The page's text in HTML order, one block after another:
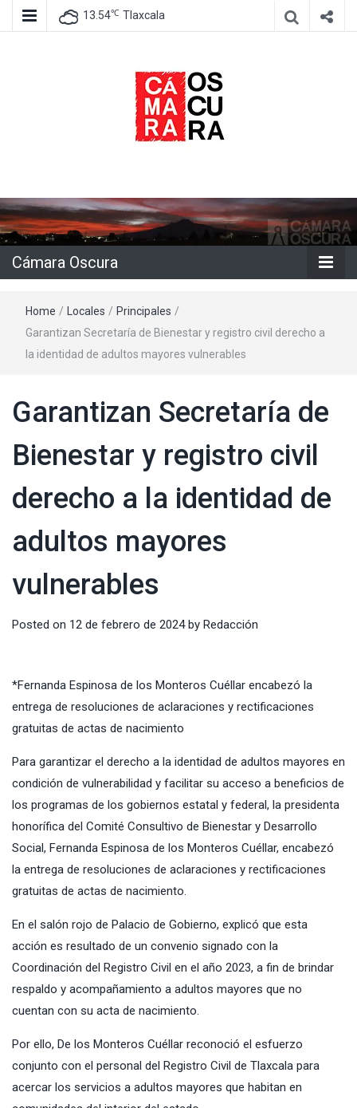
13.54℃ Tlaxcala
Cámara
Oscura
Cámara Oscura
Home / Locales / Principales /
Garantizan Secretaría de Bienestar y registro civil derecho a
la identidad de adultos mayores vulnerables
Garantizan Secretaría de
Bienestar y registro civil
derecho a la identidad de
adultos mayores
vulnerables
Posted on 12 de febrero de 2024by Redacción
*Fernanda Espinosa de los Monteros Cuéllar encabezó la
entrega de resoluciones de aclaraciones y rectificaciones
gratuitas de actas de nacimiento
Para garantizar el derecho a la identidad de adultos mayores en
condición de vulnerabilidad y facilitar su acceso a beneficios de
los programas de los gobiernos estatal y federal, la presidenta
honorífica del Comité Consultivo de Bienestar y Desarrollo
Social, Fernanda Espinosa de los Monteros Cuéllar, encabezó
la entrega de resoluciones de aclaraciones y rectificaciones
gratuitas de actas de nacimiento.
En el salón rojo de Palacio de Gobierno, explicó que esta
acción es resultado de un convenio signado con la
Coordinación del Registro Civil en el año 2023, a fin de brindar
respaldo y acompañamiento a adultos mayores que no
cuentan con su acta de nacimiento.
Por ello, De los Monteros Cuéllar reconoció el esfuerzo
conjunto con el personal del Registro Civil de Tlaxcala para
acercar los servicios a adultos mayores que habitan en